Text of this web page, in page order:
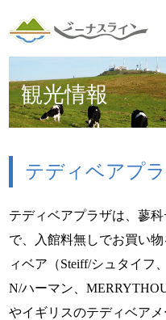
観光情報
テディベアプ
テディベアプラザは、蓼
で、入館料無しでお買い
ィベア（Steiff/シュタイフ
N/ハーマン、
やイギリスのテディベア